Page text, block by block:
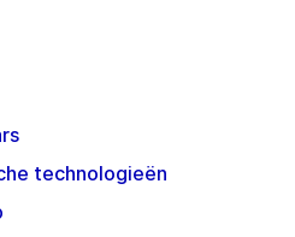
technologieën